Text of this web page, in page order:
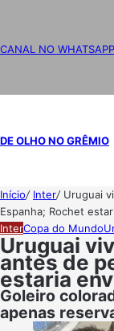
CANAL NO WHATSAPP
DE OLHO NO GRÊMIO
Início/ Inter/ Uruguai
Espanha; Rochet
InterCopa do Mundo
Uruguai
antes de
estaria
Goleiro
apenas